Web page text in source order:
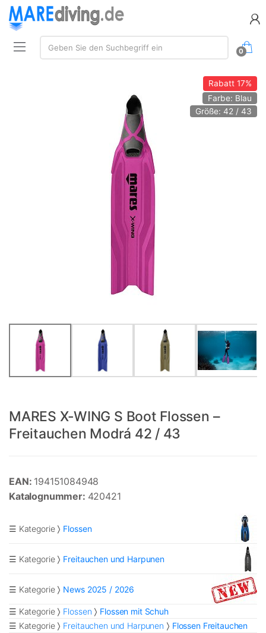
Suche:
Geben Sie den Suchbegriff ein
0
Rabatt17%
Farbe: Blau
Größe: 42 / 43
MARES X-WING S Boot Flossen –
Freitauchen Modrá 42 / 43
EAN: 194151084948
Katalognummer: 420421
☰ Kategorie Flossen
☰ Kategorie Freitauchen und Harpunen
☰ Kategorie News 2025 / 2026
☰ Kategorie Flossen
Flossen mit Schuh
☰ Kategorie
Freitauchen und Harpunen Flossen Freitauchen